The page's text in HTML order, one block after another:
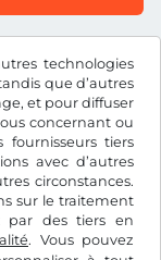
technologies
que d’autres
et pour diffuser
concernant ou
fournisseurs tiers
avec d’autres
circonstances.
sur le traitement
par des tiers en
. Vous pouvez